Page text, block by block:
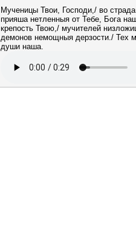
Мученицы Твои, Господи,/ во
прияша нетленныя от Тебе, Бога
крепость Твою,/ мучителей
демонов немощныя дерзости./ Тех
души наша.